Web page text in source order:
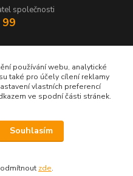
společnosti
cookies.
používání webu, analytické
také pro účely cílení reklamy
vlastních preferencí
ve spodní části stránek.
Souhlasím
zde.